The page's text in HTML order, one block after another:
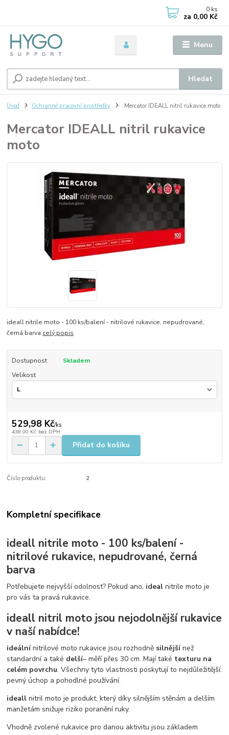
Menu
Hledat
0 ks
za 0,00 Kč
Úvod Ochranné pracovní prostředky Mercator IDEALL nitril rukavice moto
Mercator IDEALL nitril rukavice
moto
ideall nitrile moto - 100 ks/balení - nitrilové rukavice, nepudrované,
černá barva celý popis
Dostupnost
Skladem
Velikost
529,98 Kč/ks
438,00 Kč bez DPH
Přidat do košíku
Číslo produktu: 2
Kompletní specifikace
ideall nitrile moto - 100 ks/balení -
nitrilové rukavice, nepudrované, černá
barva
Potřebujete nejvyšší odolnost? Pokud ano, ideal nitrile moto je
pro vás ta pravá rukavice.
ideall nitril moto jsou nejodolnější rukavice
v naší nabídce!
ideálnínitrilové moto rukavice jsou rozhodně silnějšínež
standardní a také delší– měří přes 30 cm. Mají také texturu na
celém povrchu. Všechny tyto vlastnosti poskytují to nejdůležitější:
pevný úchop a pohodlné používání.
ideall nitril moto je produkt, který díky silnějším stěnám a delším
manžetám snižuje riziko poranění ruky.
Vhodně zvolené rukavice pro danou aktivitu jsou základem